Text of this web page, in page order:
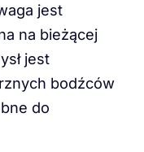
jest
na bieżącej
jest
bodźców
do